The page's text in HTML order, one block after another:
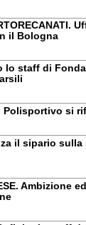
il Bologna
lo staff di
Polisportivo si
il sipario
Ambizione